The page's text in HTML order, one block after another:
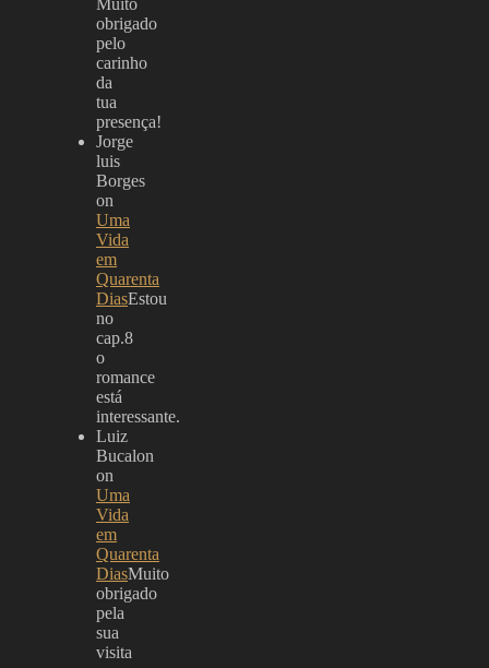
obrigado
pelo
carinho
da
tua
presença!
Jorge
luis
Borges
on
Uma
Vida
em
Quarenta
DiasEstou
no
cap.8
o
romance
está
interessante.
Luiz
Bucalon
on
Uma
Vida
em
Quarenta
DiasMuito
obrigado
pela
sua
visita